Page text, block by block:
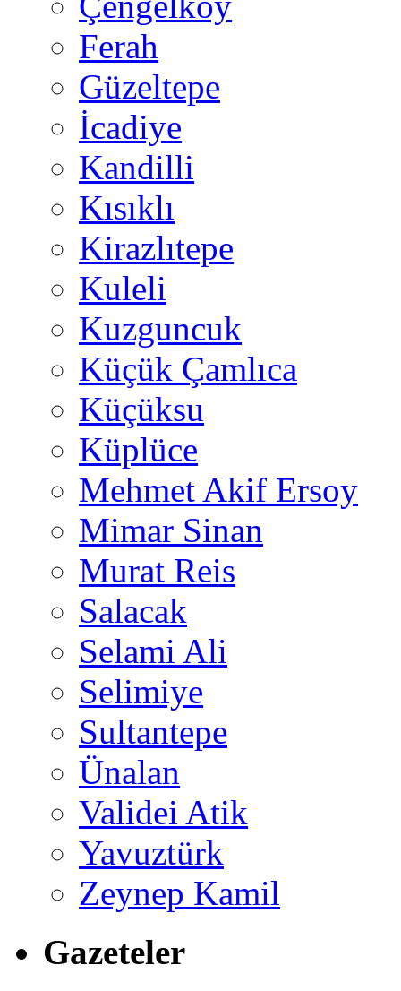
Ferah
Güzeltepe
İcadiye
Kandilli
Kısıklı
Kirazlıtepe
Kuleli
Kuzguncuk
Küçük Çamlıca
Küçüksu
Küplüce
Mehmet Akif Ersoy
Mimar Sinan
Murat Reis
Salacak
Selami Ali
Selimiye
Sultantepe
Ünalan
Validei Atik
Yavuztürk
Zeynep Kamil
Gazeteler